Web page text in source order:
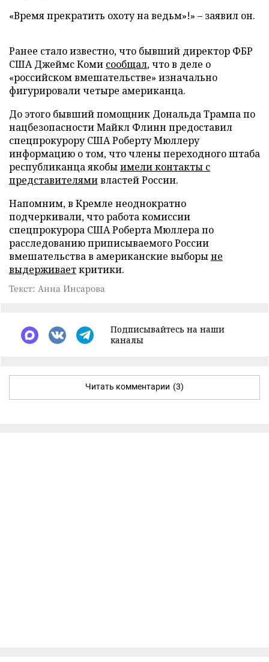
«Время прекратить охоту на ведьм»!» – заявил он.
Ранее стало известно, что бывший директор ФБР
США Джеймс Коми сообщал, что в деле о
«российском вмешательстве» изначально
фигурировали четыре американца.
До этого бывший помощник Дональда Трампа по
нацбезопасности Майкл Флинн предоставил
спецпрокурору США Роберту Мюллеру
информацию о том, что члены переходного штаба
республиканца якобыимели контакты с
представителямивластей России.
Напомним, в Кремле неоднократно
подчеркивали, что работа комиссии
спецпрокурора США Роберта Мюллера по
расследованию приписываемого России
вмешательства в американские выборыне
выдерживаеткритики.
Текст: Анна Инсарова
Подписывайтесь на наши
каналы
Читать комментарии (3)